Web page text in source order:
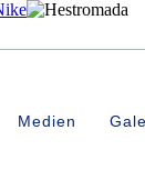
Medien